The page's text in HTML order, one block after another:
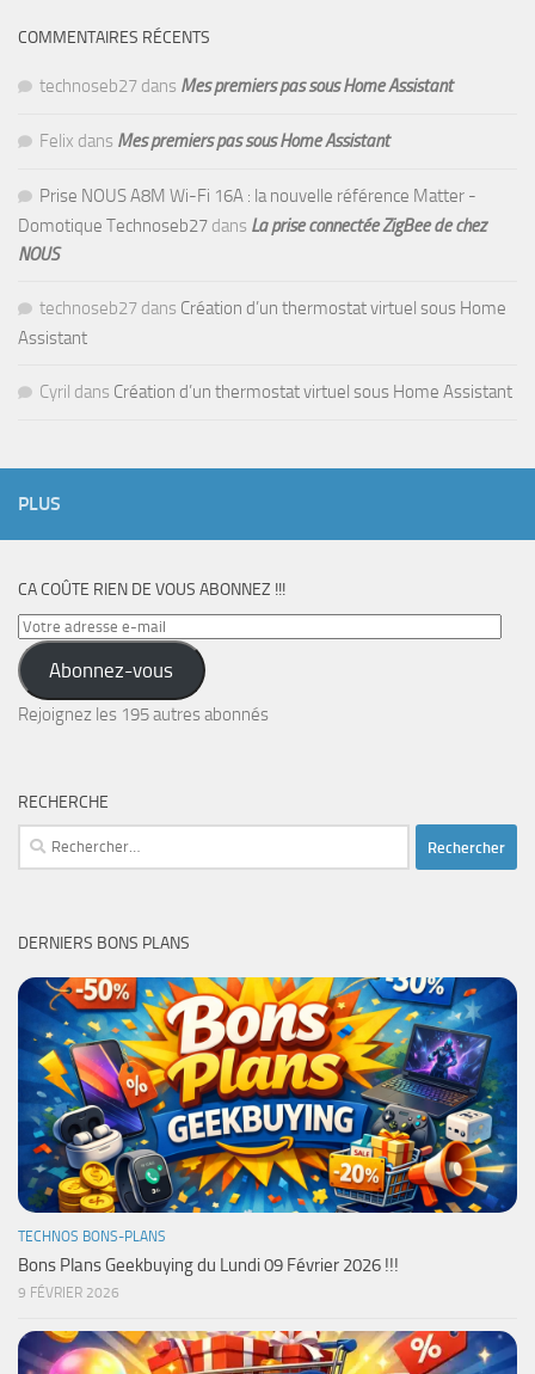
COMMENTAIRES RÉCENTS
technoseb27 dans Mes premiers pas sous Home Assistant
Felix dans Mes premiers pas sous Home Assistant
Prise NOUS A8M Wi-Fi 16A : la nouvelle référence Matter -
Domotique Technoseb27 dans La prise connectée ZigBee de chez
NOUS
technoseb27 dans Création d’un thermostat virtuel sous Home
Assistant
Cyril dans Création d’un thermostat virtuel sous Home Assistant
PLUS
CA COÛTE RIEN DE VOUS ABONNEZ !!!
Votre
adresse
e-
mail
Abonnez-vous
Rejoignez les 195 autres abonnés
RECHERCHE
Rechercher :
DERNIERS BONS PLANS
TECHNOS BONS-PLANS
Bons Plans Geekbuying du Lundi 09 Février 2026 !!!
9 FÉVRIER 2026